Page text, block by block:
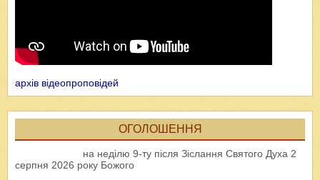
архів відеопроповідей
ОГОЛОШЕННЯ
на неділю 9-ту після Зіслання Святого Духа 2
серпня 2026 року Божого